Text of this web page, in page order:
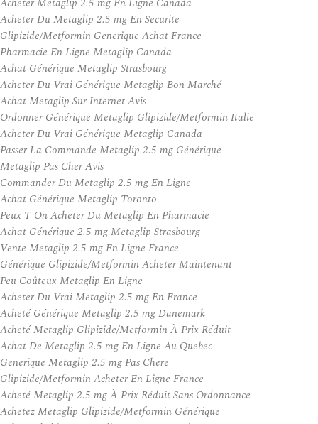
Acheter Du Metaglip 2.5 mg En Securite
Glipizide/Metformin Generique Achat France
Pharmacie En Ligne Metaglip Canada
Achat Générique Metaglip Strasbourg
Acheter Du Vrai Générique Metaglip Bon Marché
Achat Metaglip Sur Internet Avis
Ordonner Générique Metaglip Glipizide/Metformin Italie
Acheter Du Vrai Générique Metaglip Canada
Passer La Commande Metaglip 2.5 mg Générique
Metaglip Pas Cher Avis
Commander Du Metaglip 2.5 mg En Ligne
Achat Générique Metaglip Toronto
Peux T On Acheter Du Metaglip En Pharmacie
Achat Générique 2.5 mg Metaglip Strasbourg
Vente Metaglip 2.5 mg En Ligne France
Générique Glipizide/Metformin Acheter Maintenant
Peu Coûteux Metaglip En Ligne
Acheter Du Vrai Metaglip 2.5 mg En France
Acheté Générique Metaglip 2.5 mg Danemark
Acheté Metaglip Glipizide/Metformin À Prix Réduit
Achat De Metaglip 2.5 mg En Ligne Au Quebec
Generique Metaglip 2.5 mg Pas Chere
Glipizide/Metformin Acheter En Ligne France
Acheté Metaglip 2.5 mg À Prix Réduit Sans Ordonnance
Achetez Metaglip Glipizide/Metformin Générique